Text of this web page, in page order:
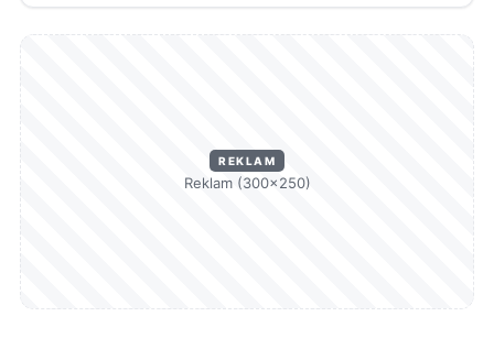
REKLAM
Reklam (300×250)